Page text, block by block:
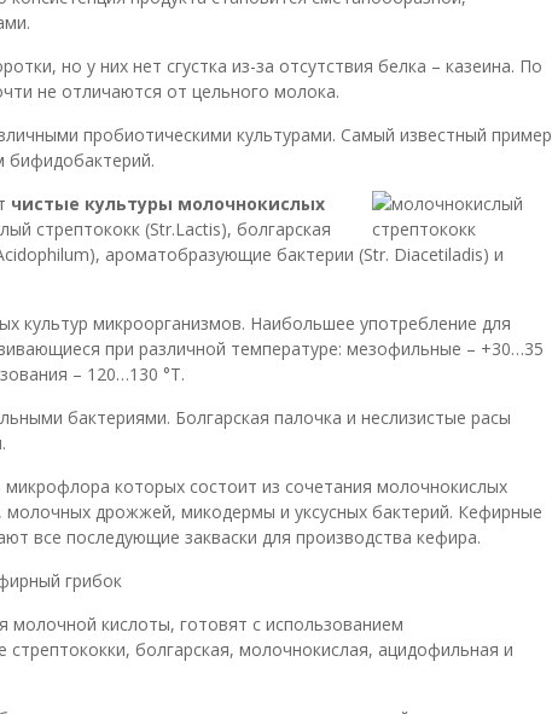
но у них нет сгустка из-за отсутствия белка – казеина. По
не отличаются от цельного молока.
пробиотическими культурами. Самый известный пример
бифидобактерий.
чистые культуры молочнокислых
стрептококк (Str.Lactis), болгарская
ароматобразующие бактерии (Str. Diacetiladis) и
культур микроорганизмов. Наибольшее употребление для
при различной температуре: мезофильные – +30…35
– 120…130 °Т.
бактериями. Болгарская палочка и неслизистые расы
которых состоит из сочетания молочнокислых
дрожжей, микодермы и уксусных бактерий. Кефирные
все последующие закваски для производства кефира.
молочной кислоты, готовят с использованием
болгарская, молочнокислая, ацидофильная и